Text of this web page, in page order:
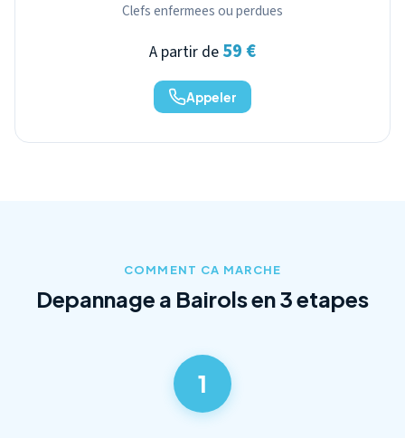
Clefs enfermees ou perdues
A partir de 59 €
Appeler
COMMENT CA MARCHE
Depannage a Bairols en 3 etapes
1